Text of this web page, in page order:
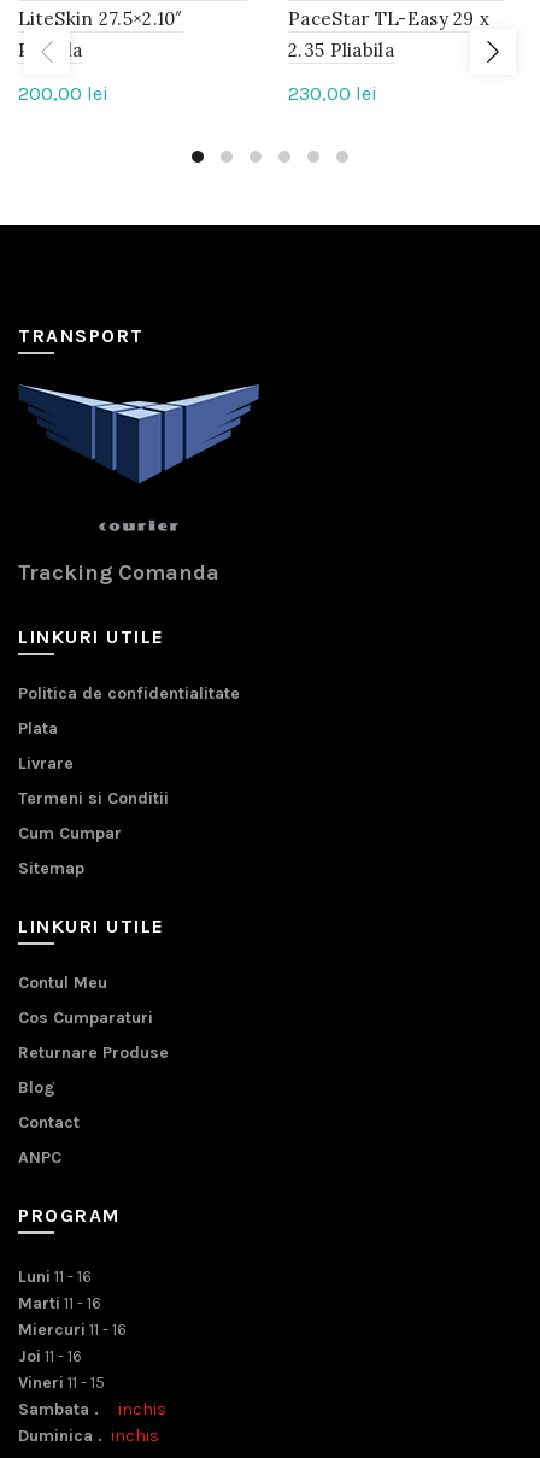
LiteSkin 27.5×2.10″
Pliabila
200,00 lei
PaceStar TL-Easy 29 x
2.35 Pliabila
230,00 lei
TRANSPORT
Tracking Comanda
LINKURI UTILE
Politica de confidentialitate
Plata
Livrare
Termeni si Conditii
Cum Cumpar
Sitemap
LINKURI UTILE
Contul Meu
Cos Cumparaturi
Returnare Produse
Blog
Contact
ANPC
PROGRAM
Luni 11 - 16
Marti 11 - 16
Miercuri 11 - 16
Joi 11 - 16
Vineri 11 - 15
Sambata . inchis
Duminica . inchis